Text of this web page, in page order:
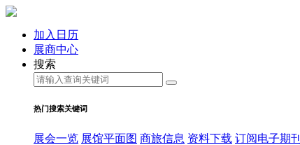
加入日历
展商中心
搜索
热门搜索关键词
展会一览 展馆平面图 商旅信息 资料下载 订阅电子期刊